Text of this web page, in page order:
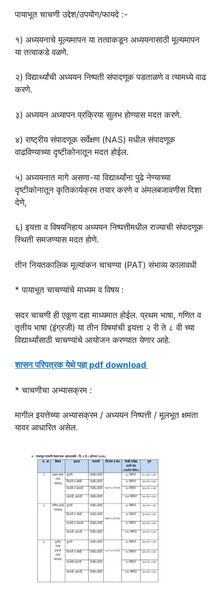
पायाभूत चाचणी उद्देश/उपयोग/फायदे :-
१) अध्ययनाचे मूल्यमापन या तत्वाकडून अध्ययनासाठी मूल्यमापन
या तत्वाकडे वळणे.
२) विद्यार्थ्यांची अध्ययन निष्पती संपादणूक पडताळणे व त्यामध्ये वाढ
करणे.
३) अध्ययन अध्यापन प्रक्रिया सुलभ होण्यास मदत करणे.
४) राष्ट्रीय संपादणूक सर्वेक्षण (NAS) मधील संपादणूक
वाढविण्याच्या दृष्टीकोनातून मदत होईल.
५) अध्ययनात मागे असणा-या विद्यार्थ्यांना पुढे नेण्याच्या
दृष्टीकोनातून कृतिकार्यक्रम तयार करणे व अंमलबजावणीस दिशा
देणे,
६) इयत्ता व विषयनिहाय अध्ययन निष्पत्तीमधील राज्याची संपादणूक
स्थिती समजण्यास मदत होणे.
तीन नियतकालिक मूल्यांकन चाचण्या (PAT) संभाव्य कालावधी
* पायाभूत चाचण्यांचे माध्यम व विषय :
सदर चाचणी ही एकूण दहा माध्यमात होईल. प्रथम भाषा, गणित व
तृतीय भाषा (इंग्रजी) या तीन विषयांची इयत्ता २ री ते ८ वी च्या
विद्यार्थ्यांसाठी चाचण्यांचे आयोजन करण्यात येणार आहे.
शासन परिपत्रक येथे पहा pdf download
* चाचणीचा अभ्यासक्रम :
मागील इयत्तेच्या अभ्यासक्रम / अध्ययन निष्पत्ती / मूलभूत क्षमता
यावर आधारित असेल.